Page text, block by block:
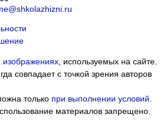
, используемых на сайте.
совпадает с точкой зрения авторов
только при выполнении условий
материалов запрещено.